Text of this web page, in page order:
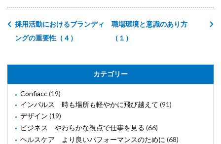
職場環境と意識のあり方
（１）
採用活動におけるブランディ
ングの重要性（４）
カテゴリー
Confiacc(19)
インパルス 時も場所も軽やかに飛び越えて (91)
デザイン (19)
ビジネス やわらかな視点で仕事を見る (66)
ヘルスケア より良いパフォーマンスのために (68)